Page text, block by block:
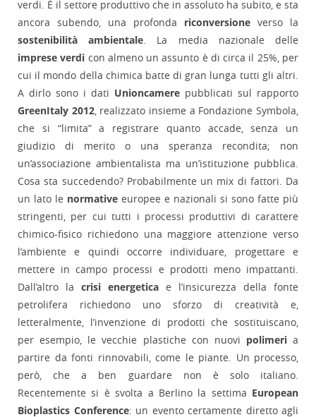
verdi. È il settore produttivo che in assoluto ha subito, e sta
ancora subendo, una profonda riconversione verso la
sostenibilità ambientale. La media nazionale delle
imprese verdi con almeno un assunto è di circa il 25%, per
cui il mondo della chimica batte di gran lunga tutti gli altri.
A dirlo sono i dati Unioncamere pubblicati sul rapporto
GreenItaly 2012, realizzato insieme a Fondazione Symbola,
che si “limita” a registrare quanto accade, senza un
giudizio di merito o una speranza recondita; non
un’associazione ambientalista ma un’istituzione pubblica.
Cosa sta succedendo? Probabilmente un mix di fattori. Da
un lato le normative europee e nazionali si sono fatte più
stringenti, per cui tutti i processi produttivi di carattere
chimico-fisico richiedono una maggiore attenzione verso
l’ambiente e quindi occorre individuare, progettare e
mettere in campo processi e prodotti meno impattanti.
Dall’altro la crisi energetica e l’insicurezza della fonte
petrolifera richiedono uno sforzo di creatività e,
letteralmente, l’invenzione di prodotti che sostituiscano,
per esempio, le vecchie plastiche con nuovi polimeria
partire da fonti rinnovabili, come le piante. Un processo,
però, che a ben guardare non è solo italiano.
Recentemente si è svolta a Berlino la settima European
Bioplastics Conference: un evento certamente diretto agli